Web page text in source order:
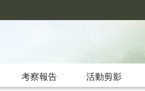
考察報告 活動剪影